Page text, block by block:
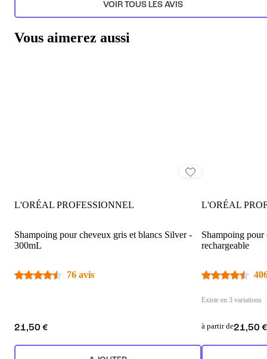
VOIR TOUS LES AVIS
Vous aimerez aussi
L'ORÉAL PROFESSIONNEL
Shampoing pour cheveux gris et blancs Silver -
300mL
76 avis
21,50 €
L'ORÉAL
Shampoing
rechargeable
Existe en 3 variations
à partir de21,50 €